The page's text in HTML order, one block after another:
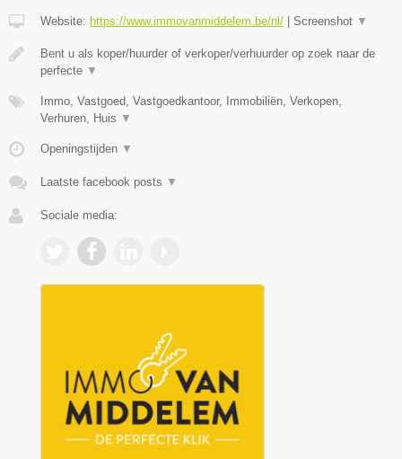
Website: https://www.immovanmiddelem.be/nl/ Screenshot ▼
Bent u als koper/huurder of verkoper/verhuurder op zoek naar de
perfecte ▼
Immo, Vastgoed, Vastgoedkantoor, Immobiliën, Verkopen,
Verhuren, Huis ▼
Openingstijden ▼
Laatste facebook posts ▼
Sociale media: